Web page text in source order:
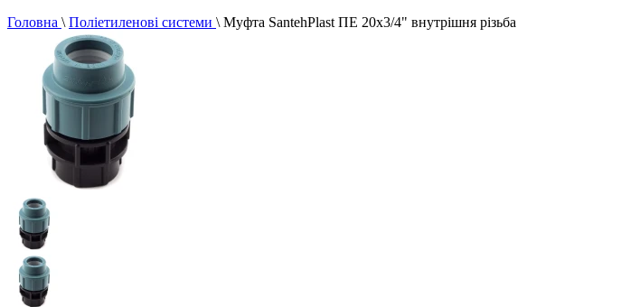
Головна \ Поліетиленові системи \ Муфта SantehPlast ПЕ 20x3/4" внутрішня різьба